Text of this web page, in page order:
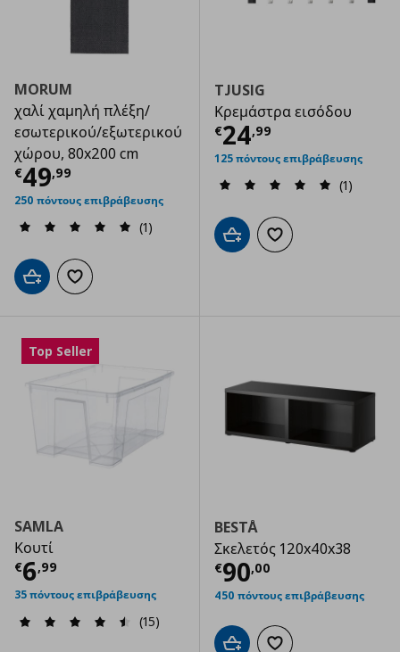
MORUM
χαλί χαμηλή πλέξη/
εσωτερικού/εξωτερικού
χώρου, 80x200 cm
€49,99
Τρέχουσα τιμή € 49,99
250 πόντους επιβράβευσης
(1)
Προσθήκη στο καλάθι
Προσθήκη στα αγαπημένα
TJUSIG
Κρεμάστρα εισόδου
€24,99
Τρέχουσα
125 πόντους επιβράβευσης
(1)
Προσθήκη στο καλάθι
Προσθήκη στα
Top Seller
SAMLA
Κουτί
€6,99
Τρέχουσα τιμή € 6,99
35 πόντους επιβράβευσης
(15)
BESTÅ
Σκελετός 120x40x38
€90,00
Τρέχουσα
450 πόντους επιβράβευσης
Προσθήκη στο καλάθι
Προσθήκη στα